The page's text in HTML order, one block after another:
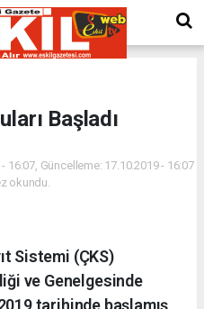
Başladı
16:07, Güncelleme: 17.10.2019 - 16:07
okundu.
Sistemi (ÇKS)
ve Genelgesinde
tarihinde başlamış